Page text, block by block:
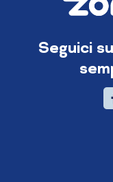
Seguici